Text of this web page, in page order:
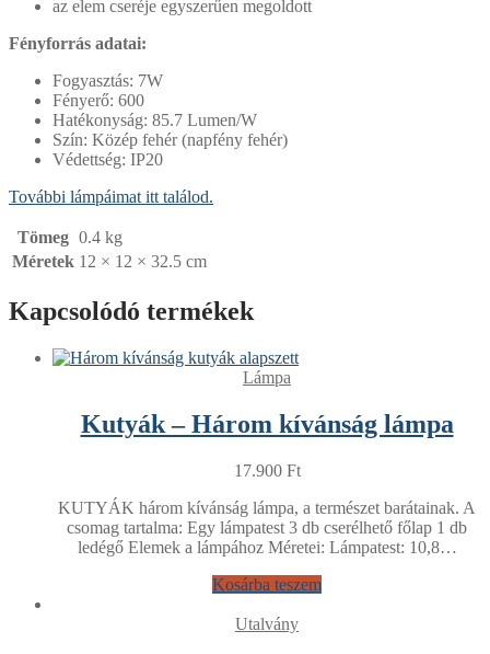
az elem cseréje egyszerűen megoldott
Fényforrás adatai:
Fogyasztás: 7W
Fényerő: 600
Hatékonyság: 85.7 Lumen/W
Szín: Közép fehér (napfény fehér)
Védettség: IP20
További lámpáimat itt találod.
Tömeg 0.4 kg
Méretek 12 × 12 × 32.5 cm
Kapcsolódó termékek
Lámpa
Kutyák – Három kívánság lámpa
17.900 Ft
KUTYÁK három kívánság lámpa, a természet barátainak. A
csomag tartalma: Egy lámpatest 3 db cserélhető főlap 1 db
ledégő Elemek a lámpához Méretei: Lámpatest: 10,8…
Kosárba teszem
Utalvány